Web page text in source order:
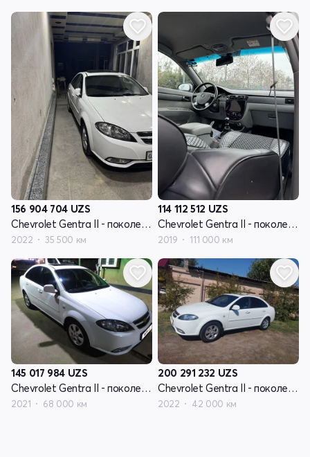
156 904 704 UZS
Chevrolet Gentra II - поколение
2022 35 500 км
114 112 512 UZS
Chevrolet Gentra II - поколение
2019 111 000 км
145 017 984 UZS
Chevrolet Gentra II - поколение
2021 68 000 км
200 291 232 UZS
Chevrolet Gentra II - поколение
2022 42 000 км